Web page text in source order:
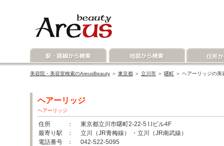
美容院・美容室検索のAreusBeauty ＞ 東京都 ＞ 立川市 ＞ 曙町 ＞ ヘアーリッジの
ヘアーリッジ
ヘアーリッジ
住所
： 東京都立川市曙町2-22-5 l.lビル4F
最寄り駅
： 立川（JR青梅線） ・立川（JR南武線）
電話番号
： 042-522-5095